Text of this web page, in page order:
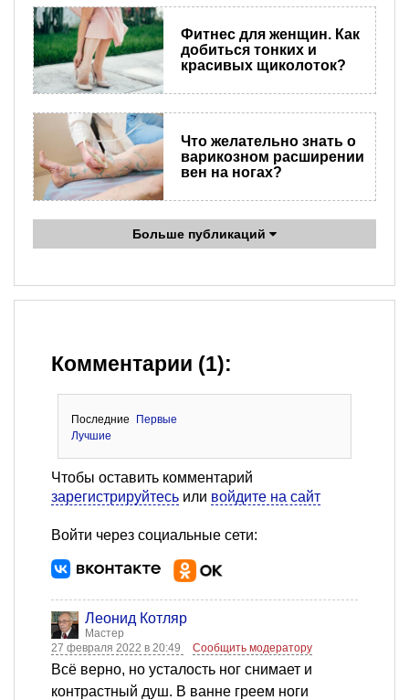
Фитнес для женщин. Как
добиться тонких и
красивых щиколоток?
Что желательно знать о
варикозном расширении
вен на ногах?
Больше публикаций
Комментарии (1):
Последние
Первые
Лучшие
Чтобы оставить комментарий
зарегистрируйтесь или войдите на сайт
Войти через социальные сети:
Леонид Котляр
Мастер
27 февраля 2022 в 20:49
Сообщить модератору
Всё верно, но усталость ног снимает и
контрастный душ. В ванне греем ноги